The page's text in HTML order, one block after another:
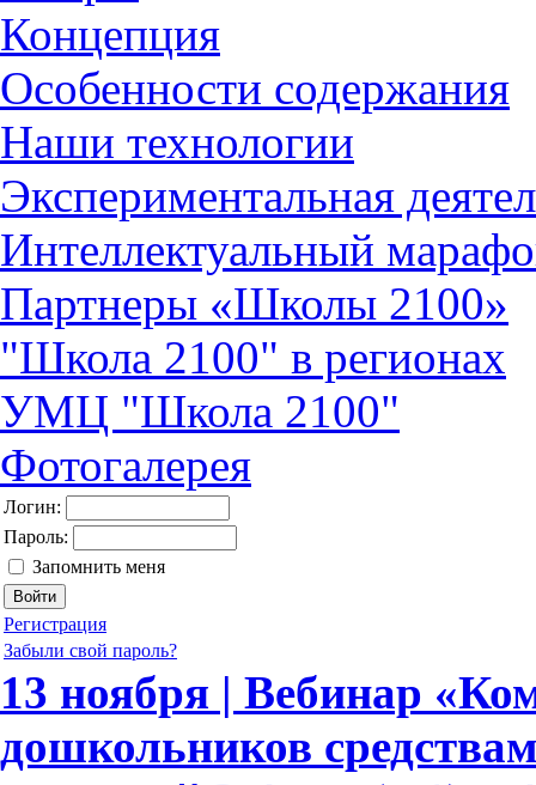
Концепция
Особенности содержания
Наши технологии
Экспериментальная
Интеллектуальный
Партнеры «Школы 2100»
"Школа 2100" в регионах
УМЦ "Школа 2100"
Фотогалерея
Логин:
Пароль:
Запомнить меня
Регистрация
Забыли свой пароль?
13 ноября | Вебинар
дошкольников